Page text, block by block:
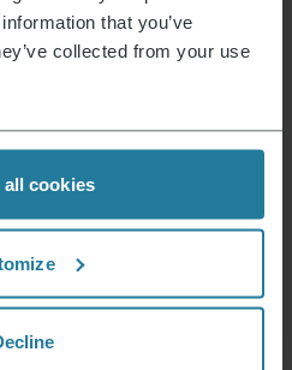
that you’ve
collected from your use
cookies
in op
producten.
traditie
– al